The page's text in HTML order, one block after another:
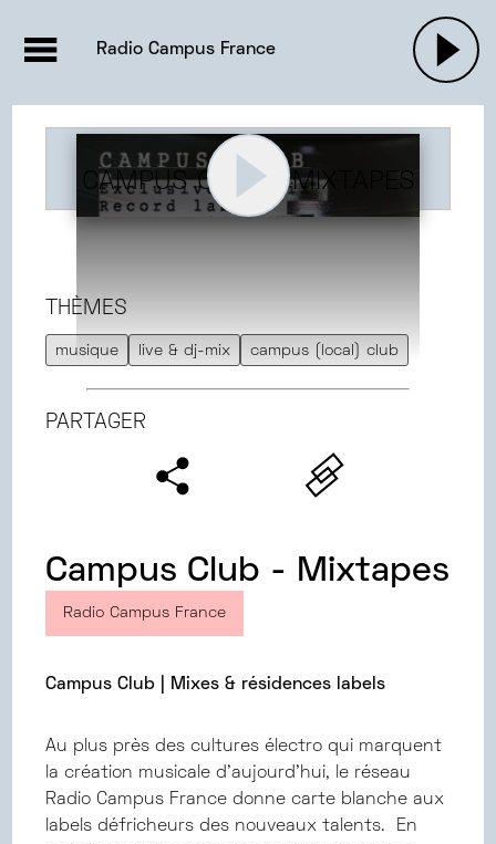
ACTUALITÉS
EMISSIONS |
PODCASTS
Radio Campus France
CAMPUS CLUB - MIXTAPES
THÈMES
musique live & dj-mix campus (local) club
PARTAGER
Campus Club - Mixtapes
Radio Campus France
Campus Club | Mixes & résidences labels
Au plus près des cultures électro qui marquent
la création musicale d’aujourd’hui, le réseau
Radio Campus France donne carte blanche aux
labels défricheurs des nouveaux talents. En